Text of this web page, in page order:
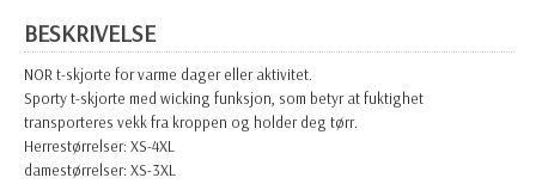
BESKRIVELSE
NOR t-skjorte for varme dager eller aktivitet.
Sporty t-skjorte med wicking funksjon, som betyr at fuktighet
transporteres vekk fra kroppen og holder deg tørr.
Herrestørrelser: XS-4XL
damestørrelser: XS-3XL